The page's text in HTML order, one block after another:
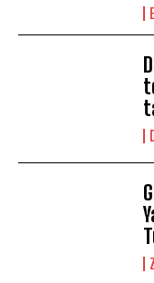
Gizlilik politikasını